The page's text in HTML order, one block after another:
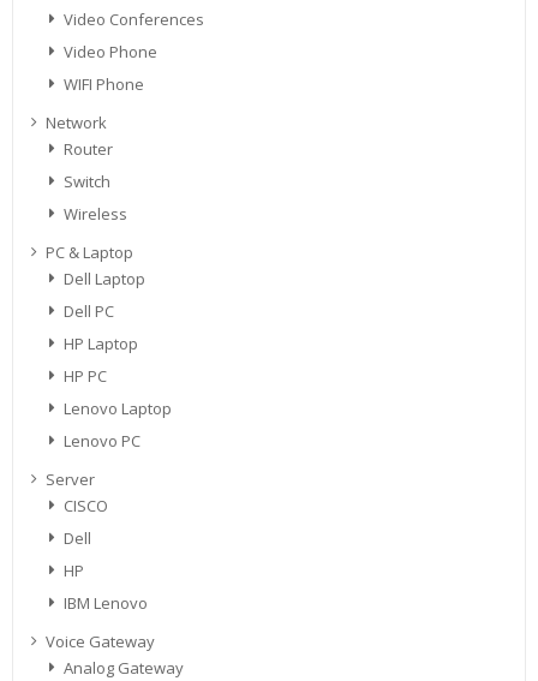
Video Conferences
Video Phone
WIFI Phone
Network
Router
Switch
Wireless
PC & Laptop
Dell Laptop
Dell PC
HP Laptop
HP PC
Lenovo Laptop
Lenovo PC
Server
CISCO
Dell
HP
IBM Lenovo
Voice Gateway
Analog Gateway